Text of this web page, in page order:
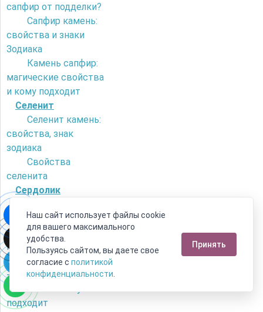
сапфир от подделки?
Сапфир камень:
свойства и знаки
Зодиака
Камень сапфир:
магические свойства
и кому подходит
Селенит
Селенит камень:
свойства, знак
зодиака
Свойства
селенита
Сердолик
сердолик от
искусственного
камня?
Камень сердолик
- его магические
свойства и кому
подходит
Наш сайт использует файлы cookie
для вашего максимального
удобства.
Пользуясь сайтом, вы даете свое
согласие с политикой
конфиденциальности
Принять